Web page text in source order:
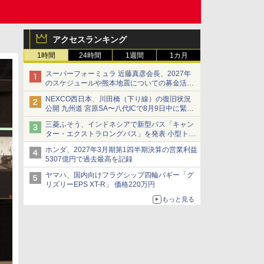
アクセスランキング
1時間 24時間 1週間 1カ月
スーパーフォーミュラ 近藤真彦会長、2027年
のスケジュールや熊本地震についての募金活動
を紹介
NEXCO西日本、川田橋（下り線）の復旧状況
公開 九州道 宮原SA〜八代ICで8月9日中に緊急
車両を通行可能に
三菱ふそう、インドネシアで新型バス「キャン
ター・エクストラロングバス」を発表 小型トラ
ックベースの観光・旅客輸送向けバス
ホンダ、2027年3月期第1四半期決算の営業利益
5307億円で過去最高を記録
ヤマハ、国内向けフラグシップ四輪バギー「グ
リズリーEPS XT-R」 価格220万円
もっと見る